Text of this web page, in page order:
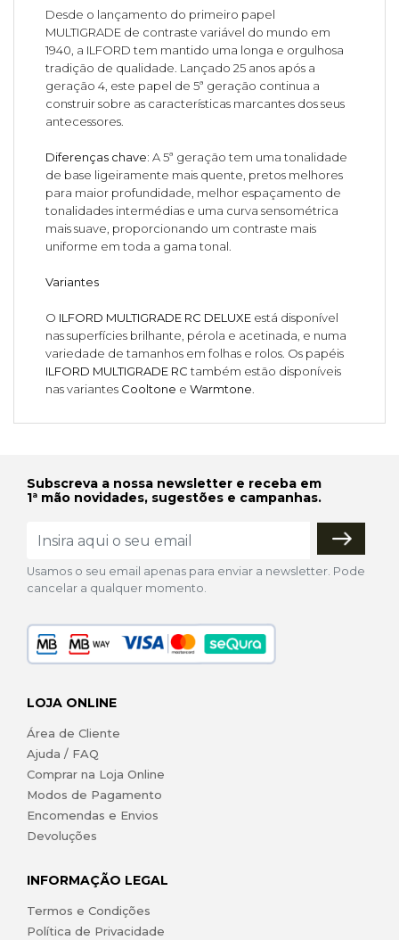
Desde o lançamento do primeiro papel
MULTIGRADE de contraste variável do mundo em
1940, a ILFORD tem mantido uma longa e orgulhosa
tradição de qualidade. Lançado 25 anos após a
geração 4, este papel de 5ª geração continua a
construir sobre as características marcantes dos seus
antecessores.
Diferenças chave: A 5ª geração tem uma tonalidade
de base ligeiramente mais quente, pretos melhores
para maior profundidade, melhor espaçamento de
tonalidades intermédias e uma curva sensométrica
mais suave, proporcionando um contraste mais
uniforme em toda a gama tonal.
Variantes
O ILFORD MULTIGRADE RC DELUXE está disponível
nas superfícies brilhante, pérola e acetinada, e numa
variedade de tamanhos em folhas e rolos. Os papéis
ILFORD MULTIGRADE RC também estão disponíveis
nas variantes Cooltone eWarmtone
Subscreva a nossa newsletter e receba em
1ª mão novidades, sugestões e campanhas.
Usamos o seu email apenas para enviar a newsletter. Pode
cancelar a qualquer momento.
LOJA ONLINE
Área de Cliente
Ajuda / FAQ
Comprar na Loja Online
Modos de Pagamento
Encomendas e Envios
Devoluções
INFORMAÇÃO LEGAL
Termos e Condições
Política de Privacidade